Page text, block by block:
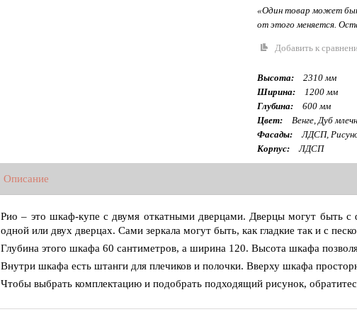
«Один товар может
от этого меняется.
Добавить к
Высота:
2310 мм
Ширина:
1200 мм
Глубина:
600 мм
Цвет:
Венге, Дуб
Фасады:
ЛДСП,
Корпус:
ЛДСП
Описание
Рио – это шкаф-купе с двумя откатными дверцами. Дверцы могут быть с
одной или двух дверцах. Сами зеркала могут быть, как гладкие так и с
Глубина этого шкафа 60 сантиметров, а ширина 120. Высота шкафа
Внутри шкафа есть штанги для плечиков и полочки. Вверху шкафа
Чтобы выбрать комплектацию и подобрать подходящий рисунок,